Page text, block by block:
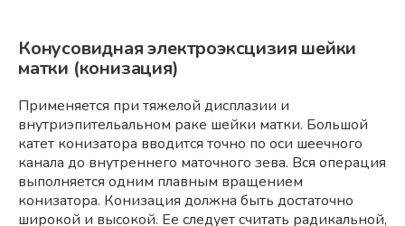
Конусовидная электроэксцизия шейки
матки (конизация)
Применяется при тяжелой дисплазии и
внутриэпительальном раке шейки матки. Большой
катет конизатора вводится точно по оси шеечного
канала до внутреннего маточного зева. Вся операция
выполняется одним плавным вращением
конизатора. Конизация должна быть достаточно
широкой и высокой. Ее следует считать радикальной,